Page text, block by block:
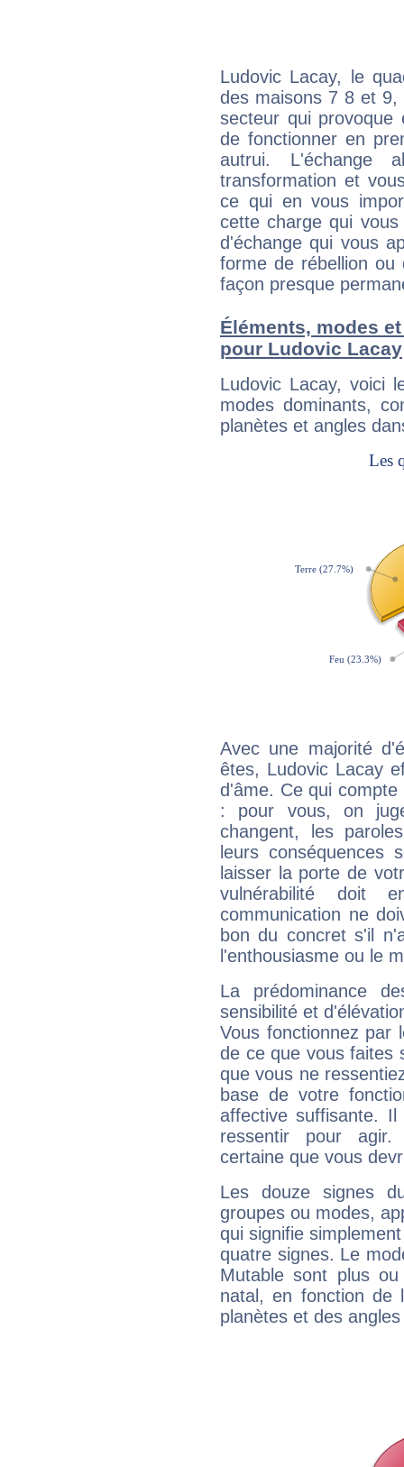
Ludovic Lacay, le
des maisons 7 8 et
secteur qui provoque
de fonctionner en
autrui. L'échange
transformation et
ce qui en vous
cette charge qui
d'échange qui vous
forme de rébellion ou
façon presque
Éléments, modes
pour Ludovic Lacay
Ludovic Lacay, voici
modes dominants,
planètes et angles
Avec une majorité
êtes, Ludovic Lacay
d'âme. Ce qui
: pour vous, on
changent, les
leurs conséquences
laisser la porte de
vulnérabilité doit
communication ne
bon du concret s'il
l'enthousiasme ou le
La prédominance
sensibilité et
Vous fonctionnez
de ce que vous faites
que vous ne
base de votre
affective suffisante.
ressentir pour agir.
certaine que vous
Les douze signes
groupes ou modes,
qui signifie
quatre signes. Le
Mutable sont plus
natal, en fonction de
planètes et des